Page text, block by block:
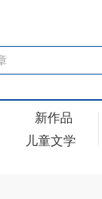
新作品
儿童文学